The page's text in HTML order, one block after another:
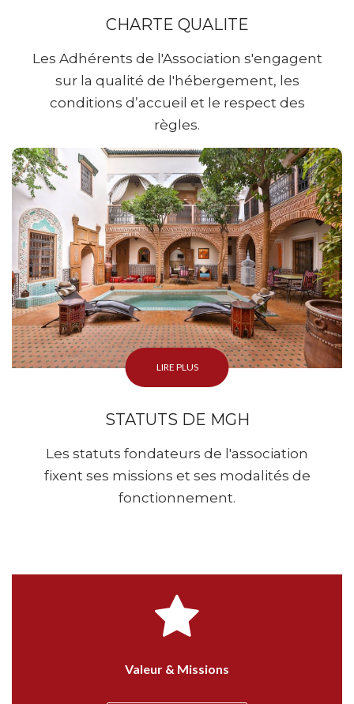
CHARTE QUALITE
Les Adhérents de l'Association s'engagent
sur la qualité de l'hébergement, les
conditions d’accueil et le respect des
règles.
LIRE PLUS
STATUTS DE MGH
Les statuts fondateurs de l'association
fixent ses missions et ses modalités de
fonctionnement.
Valeur & Missions